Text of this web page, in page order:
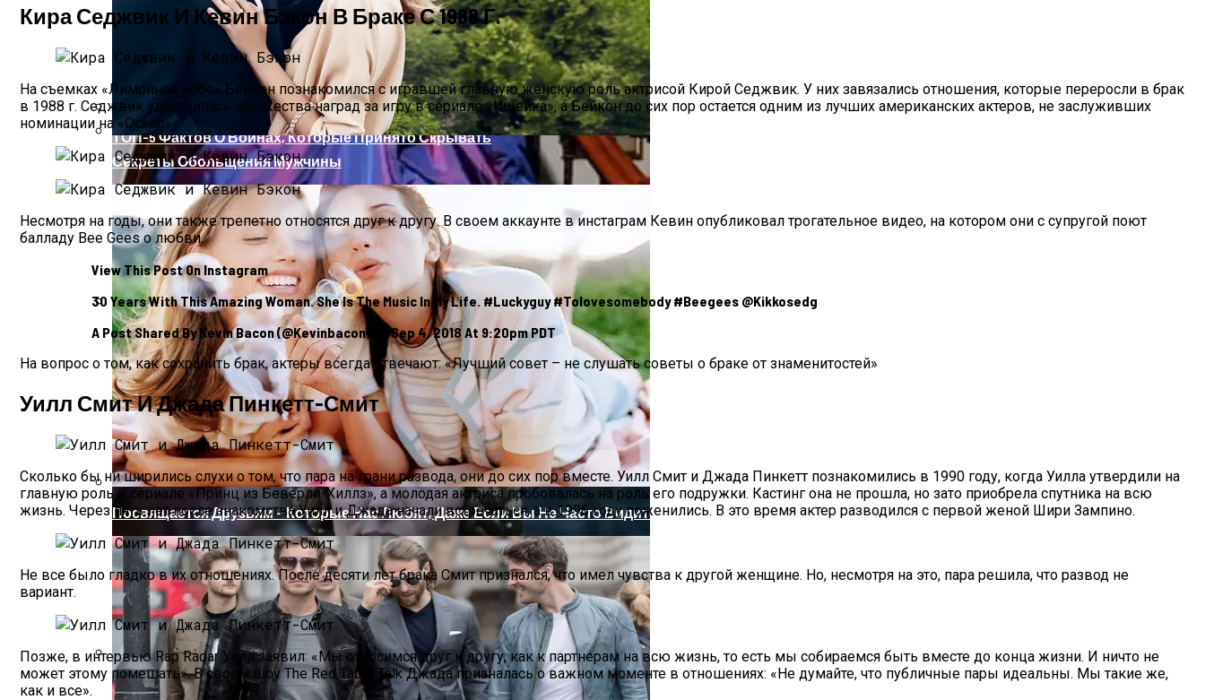
Нет Традициям! Знаменитости, Которые Выбрали Самые Необычные Свадебные Платья, И Не Прогадали
Опубликован Первый Трейлер Фильма «Последняя Дуэль» — Историческая Драма Ридли Скотта
ТОП-5 Фактов О Войнах, Которые Принято Скрывать
Секреты Обольщения Мужчины
Посвящается Друзьям – Которые Нас Любят, Даже Если Вы Не Часто Видитесь.
Кира Седжвик И Кевин Бэкон В Браке С 1988 Г.
На съемках «Лимонное небо» Бейкон познакомился с игравшей главную женскую роль актрисой Кирой Седжвик. У них завязались отношения, которые переросли в брак
в 1988 г. Седжвик удостоилась множества наград за игру в сериале «Ищейка», а Бейкон до сих пор остается одним из лучших американских актеров, не заслуживших
номинации на «Оскар».
Несмотря на годы, они также трепетно относятся друг к другу. В своем аккаунте в инстаграм Кевин опубликовал трогательное видео, на котором они с супругой поют
балладу Bee Gees о любви.
View This Post On Instagram
30 Years With This Amazing Woman. She Is The Music In My Life. #luckyguy #tolovesomebody #beegees @kikkosedg
A Post Shared By Kevin Bacon (@kevinbacon) On Sep 4, 2018 At 9:20pm PDT
На вопрос о том, как сохранить брак, актеры всегда отвечают: «Лучший совет – не слушать советы о браке от знаменитостей»
Уилл Смит И Джада Пинкетт-Смит
Сколько бы ни ширились слухи о том, что пара на грани развода, они до сих пор вместе. Уилл Смит и Джада Пинкетт познакомились в 1990 году, когда Уилла утвердили на
главную роль в сериале «Принц из Беверли-Хиллз», а молодая актриса пробовалась на роль его подружки. Кастинг она не прошла, но зато приобрела спутника на всю
жизнь. Через пять лет после знакомства Уилл и Джада начали встречаться, а в 1996 году поженились. В это время актер разводился с первой женой Шири Зампино.
Не все было гладко в их отношениях. После десяти лет брака Смит признался, что имел чувства к другой женщине. Но, несмотря на это, пара решила, что развод не
вариант.
Позже, в интервью Rap Radar Уилл заявил: «Мы относимся друг к другу, как к партнерам на всю жизнь, то есть мы собираемся быть вместе до конца жизни. И ничто не
может этому помешать». В своем шоу The Red Table Talk Джада призналась о важном моменте в отношениях: «Не думайте, что публичные пары идеальны. Мы такие же,
как и все».